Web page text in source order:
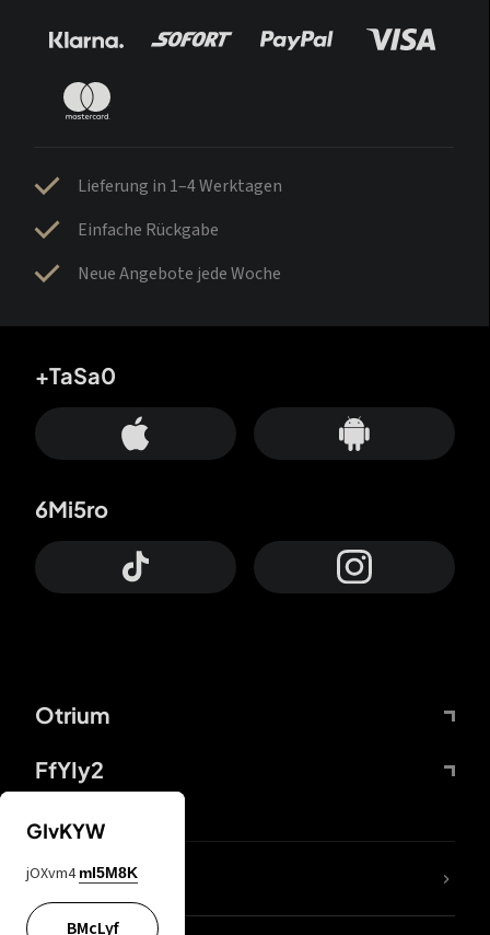
Lieferung in 1–4 Werktagen
Einfache Rückgabe
Neue Angebote jede Woche
Otrium
FfYIy2
+TaSa0
6Mi5ro
DDcvSo
GIvKYW
jOXvm4 mI5M8K
BMcLyf